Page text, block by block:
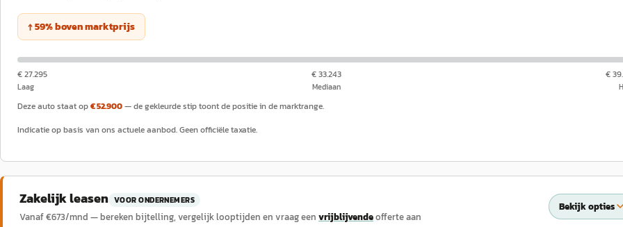
↑59%bovenmarktprijs
€ 27.295
Laag
€ 33.243
Mediaan
€
Deze auto staat op€ 52.900— de gekleurde stip toont de positie in de marktrange.
Indicatie op basis van ons actuele aanbod. Geen officiële taxatie.
Zakelijk leasen VOOR ONDERNEMERS
Vanaf €673/mnd — bereken bijtelling, vergelijk looptijden en vraag een vrijblijvendeofferte aan
Bekijk opties